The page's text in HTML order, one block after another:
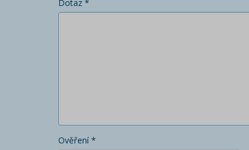
Dotaz *
Ověření *